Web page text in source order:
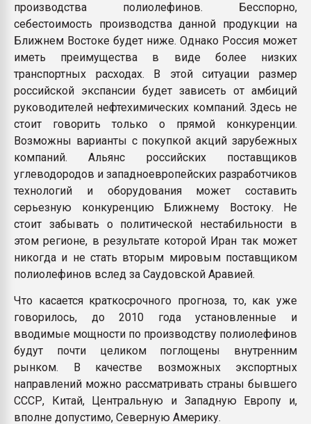
производства полиолефинов. Бесспорно,
себестоимость производства данной продукции на
Ближнем Востоке будет ниже. Однако Россия может
иметь преимущества в виде более низких
транспортных расходах. В этой ситуации размер
российской экспансии будет зависеть от амбиций
руководителей нефтехимических компаний. Здесь не
стоит говорить только о прямой конкуренции.
Возможны варианты с покупкой акций зарубежных
компаний. Альянс российских поставщиков
углеводородов и западноевропейских разработчиков
технологий и оборудования может составить
серьезную конкуренцию Ближнему Востоку. Не
стоит забывать о политической нестабильности в
этом регионе, в результате которой Иран так может
никогда и не стать вторым мировым поставщиком
полиолефинов вслед за Саудовской Аравией.
Что касается краткосрочного прогноза, то, как уже
говорилось, до 2010 года установленные и
вводимые мощности по производству полиолефинов
будут почти целиком поглощены внутренним
рынком. В качестве возможных экспортных
направлений можно рассматривать страны бывшего
СССР, Китай, Центральную и Западную Европу и,
вполне допустимо, Северную Америку.